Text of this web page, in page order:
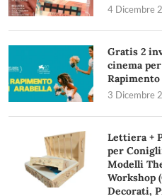
4 Dicembre
Gratis 2
cinema
3 Dicembre
Lettiera +
per
Modelli
Workshop
Decorati,